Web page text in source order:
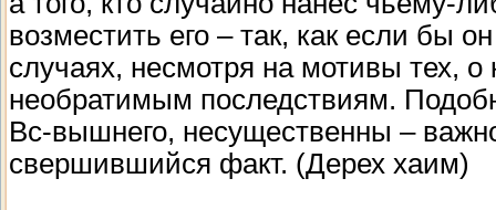
возместить его – так, как если бы
случаях, несмотря на мотивы тех, о
необратимым последствиям.
Вс-вышнего, несущественны –
свершившийся факт. (Дерех хаим)